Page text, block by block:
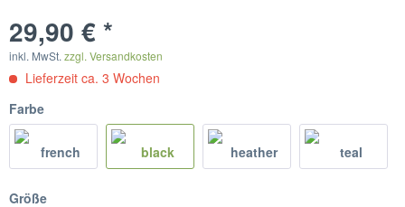
29,90 € *
inkl. MwSt. zzgl. Versandkosten
Lieferzeit ca. 3 Wochen
Farbe
Größe